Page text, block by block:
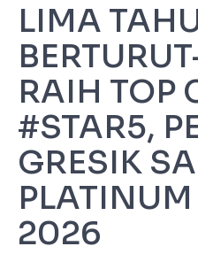
LIMA
RAIH TOP
#STAR5,
GRESIK
2026